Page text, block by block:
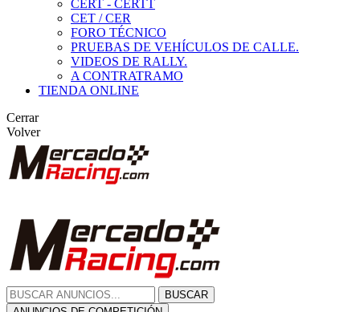
CERT - CERTT
CET / CER
FORO TÉCNICO
PRUEBAS DE VEHÍCULOS DE CALLE.
VIDEOS DE RALLY.
A CONTRATRAMO
TIENDA ONLINE
Cerrar
Volver
BUSCAR
ANUNCIOS DE COMPETICIÓN